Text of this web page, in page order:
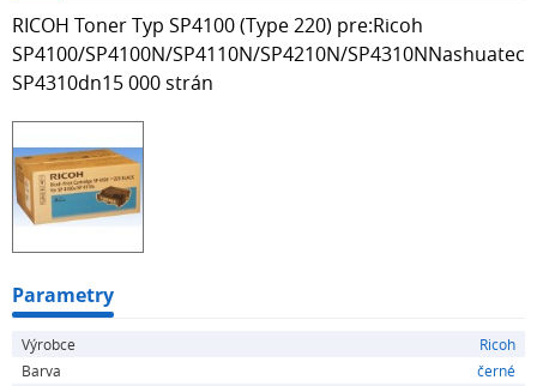
RICOH Toner Typ SP4100 (Type 220) pre:Ricoh
SP4100/SP4100N/SP4110N/SP4210N/SP4310NNashuatec
SP4310dn15 000 strán
Parametry
Výrobce
Ricoh
Barva
černé